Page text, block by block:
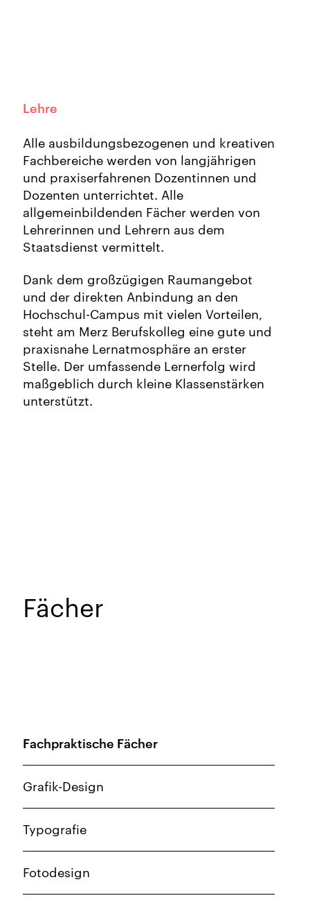
Lehre
Alle ausbildungsbezogenen und kreativen
Fachbereiche werden von langjährigen
und praxiserfahrenen Dozentinnen und
Dozenten unterrichtet. Alle
allgemeinbildenden Fächer werden von
Lehrerinnen und Lehrern aus dem
Staatsdienst vermittelt.
Dank dem großzügigen Raumangebot
und der direkten Anbindung an den
Hochschul-Campus mit vielen Vorteilen,
steht am Merz Berufskolleg eine gute und
praxisnahe Lernatmosphäre an erster
Stelle. Der umfassende Lernerfolg wird
maßgeblich durch kleine Klassenstärken
unterstützt.
Fächer
Fachpraktische Fächer
Grafik-Design
Typografie
Fotodesign